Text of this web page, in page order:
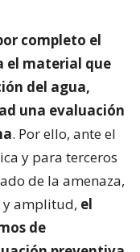
completo el
el material que
del agua,
una evaluación
. Por ello, ante el
y para terceros
de la amenaza,
y amplitud, el
de